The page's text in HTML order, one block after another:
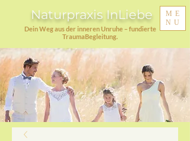
Naturpraxis InLiebe
Dein Weg aus der inneren Unruhe – fundierte
TraumaBegleitung.
ME
NU